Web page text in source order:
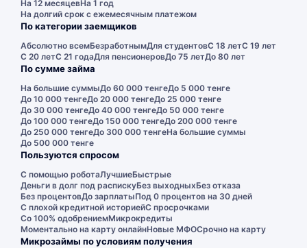
На 12 месяцевНа 1 год
На долгий срок с ежемесячным платежом
По категории заемщиков
Абсолютно всемБезработнымДля студентовС 18 летС 19 лет
С 20 летС 21 годаДля пенсионеровДо 75 летДо 80 лет
По сумме займа
На большие суммыДо 60 000 тенгеДо 5 000 тенге
До 10 000 тенгеДо 20 000 тенгеДо 25 000 тенге
До 30 000 тенгеДо 40 000 тенгеДо 50 000 тенге
До 100 000 тенгеДо 150 000 тенгеДо 200 000 тенге
До 250 000 тенгеДо 300 000 тенгеНа большие суммы
До 500 000 тенге
Пользуются спросом
С помощью роботаЛучшиеБыстрые
Деньги в долг под распискуБез выходныхБез отказа
Без процентовДо зарплатыПод 0 процентов на 30 дней
С плохой кредитной историейС просрочками
Со 100% одобрениемМикрокредиты
Моментально на карту онлайнНовые МФОСрочно на карту
Микрозаймы по условиям получения